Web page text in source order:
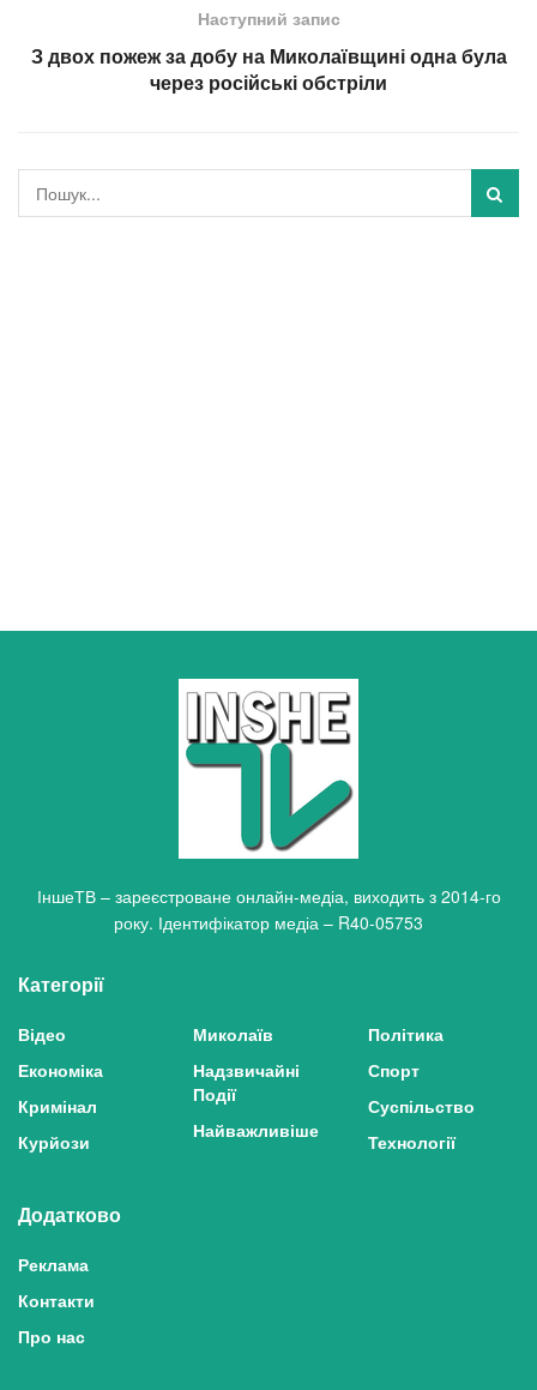
Наступний запис
З двох пожеж за добу на Миколаївщині одна була
через російські обстріли
ІншеТВ – зареєстроване онлайн-медіа, виходить з 2014-го
року. Ідентифікатор медіа – R40-05753
Категорії
Відео
Економіка
Кримінал
Курйози
Миколаїв
Надзвичайні
Події
Найважливіше
Політика
Спорт
Суспільство
Технології
Додатково
Реклама
Контакти
Про нас